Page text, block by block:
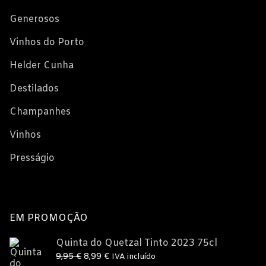
Generosos
Vinhos do Porto
Helder Cunha
Destilados
Champanhes
Vinhos
Presságio
EM PROMOÇÃO
Quinta do Quetzal Tinto 2023 75cl
9,95€ O
8,99 €OIVA incluído